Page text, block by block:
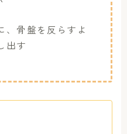
骨盤を反らすよ
出す